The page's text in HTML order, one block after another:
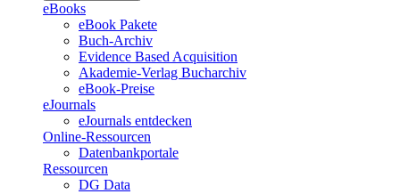
eBooks
eBook Pakete
Buch-Archiv
Evidence Based Acquisition
Akademie-Verlag Bucharchiv
eBook-Preise
eJournals
eJournals entdecken
Online-Ressourcen
Datenbankportale
Ressourcen
DG Data